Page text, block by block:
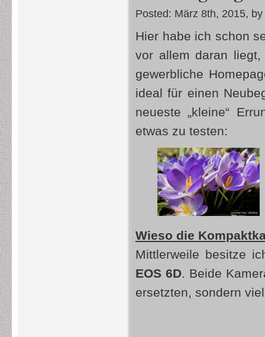
Posted: März 8th, 2015,
Hier habe ich schon
vor allem daran
gewerbliche
ideal für einen
neueste „kleine“
etwas zu testen:
Wieso die
Mittlerweile besitze
EOS 6D. Beide
ersetzten, sondern